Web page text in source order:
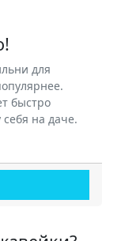
для
быстро
на даче.